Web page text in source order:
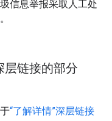
信息举报采取人工处
层链接的部分
“了解详情”深层链接